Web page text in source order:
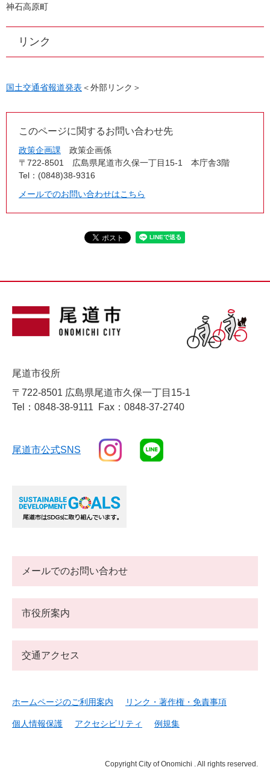
神石高原町
リンク
国土交通省報道発表＜外部リンク＞
このページに関するお問い合わせ先
政策企画課
政策企画係
〒722-8501
広島県尾道市久保一丁目15-1 本庁舎3階
Tel：(0848)38-9316
メールでのお問い合わせはこちら
尾道市役所
〒722-8501 広島県尾道市久保一丁目15-1
Tel：0848-38-9111
Fax：0848-37-2740
尾道市公式SNS
メールでのお問い合わせ
市役所案内
交通アクセス
ホームページのご利用案内 リンク・著作権・免責事項
個人情報保護 アクセシビリティ 例規集
Copyright City of Onomichi . All rights reserved.